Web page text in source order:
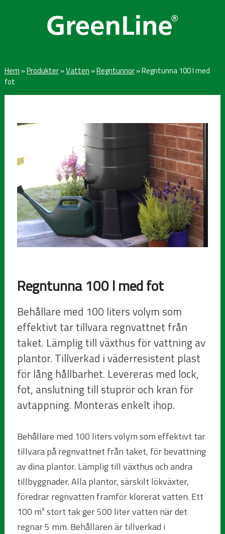
Hem »Produkter»Vatten »Regntunnor»Regntunna 100 l med
fot
Regntunna 100 l med fot
Behållare med 100 liters volym som
effektivt tar tillvara regnvattnet från
taket. Lämplig till växthus för vattning av
plantor. Tillverkad i väderresistent plast
för lång hållbarhet. Levereras med lock,
fot, anslutning till stuprör och kran för
avtappning. Monteras enkelt ihop.
Behållare med 100 liters volym som effektivt tar
tillvara på regnvattnet från taket, för bevattning
av dina plantor. Lämplig till växthus och andra
tillbyggnader. Alla plantor, särskilt lökväxter,
föredrar regnvatten framför klorerat vatten. Ett
100 m² stort tak ger 500 liter vatten när det
regnar 5 mm. Behållaren är tillverkad i